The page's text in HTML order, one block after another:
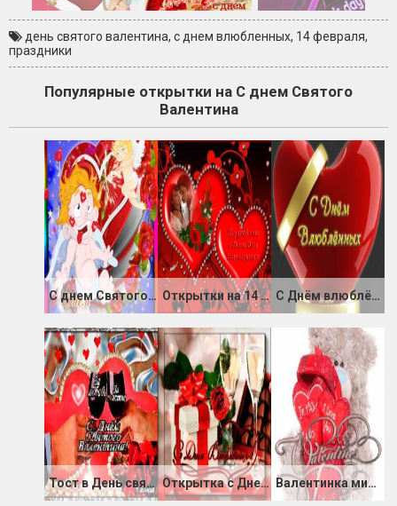
день святого валентина, с днем влюбленных, 14 февраля,
праздники
Популярные открытки на С днем Святого
Валентина
С днем Святого Валентина картинки приколы Открытки на 14 Февраля фото С Днём влюблённых картинки
Тост в День святого Валентина Открытка с Днем влюбленных 14 Февраля Валентинка мишка с сердечками